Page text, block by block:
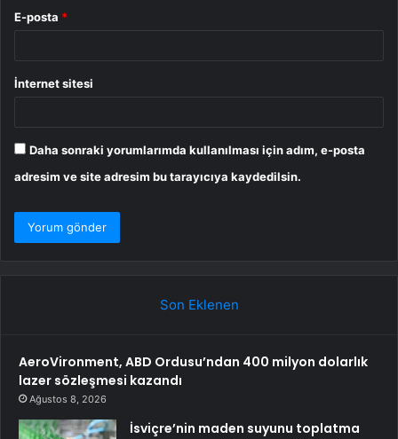
E-posta *
İnternet sitesi
Daha sonraki yorumlarımda kullanılması için adım, e-posta
adresim ve site adresim bu tarayıcıya kaydedilsin.
Son Eklenen
AeroVironment, ABD Ordusu’ndan 400 milyon dolarlık
lazer sözleşmesi kazandı
Ağustos 8, 2026
İsviçre’nin maden suyunu toplatma